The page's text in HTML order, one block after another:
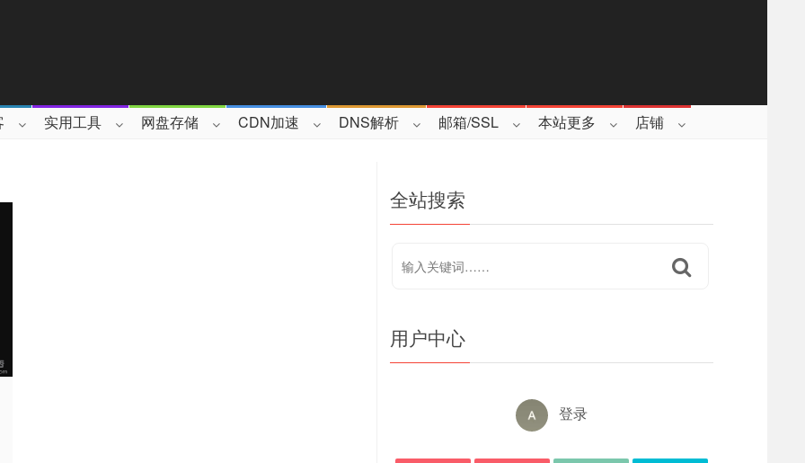
实用工具 网盘存储 CDN加速 DNS解析 邮箱/SSL 本站更多 店铺
全站搜索
用户中心
登录